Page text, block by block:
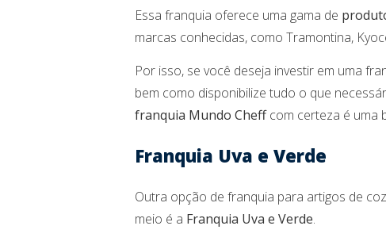
Essa franquia oferece uma gama de
marcas conhecidas, como Tramontina,
Por isso, se você deseja investir em uma
bem como disponibilize tudo o que
franquia Mundo Cheffcom certeza é uma
Franquia Uva e Verde
Outra opção de franquia para artigos de
meio é a Franquia Uva e Verde.